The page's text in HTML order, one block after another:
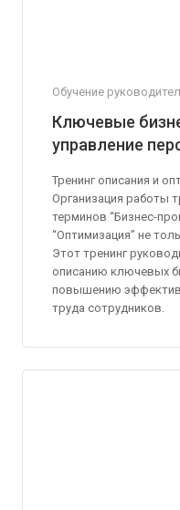
Обучение
Ключевые
управление
Тренинг описания и
Организация работы
терминов “Бизнес-
“Оптимизация” не
Этот тренинг
описанию ключевых
повышению
труда сотрудников.